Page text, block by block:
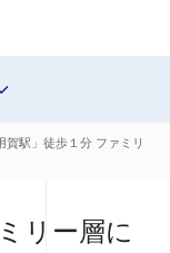
賀駅」徒歩１分 ファミリ
リー層に